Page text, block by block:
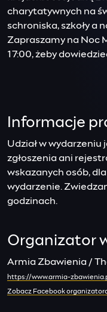
charytatywnych na
schroniska, szkoły a
Zapraszamy na Noc
17:00, żeby
Informacje
Udział w wydarzeniu
zgłoszenia ani
wskazanych osób,
wydarzenie.
godzinach.
Organizator
Armia Zbawienia /
https://www.armia-
Zobacz Facebook